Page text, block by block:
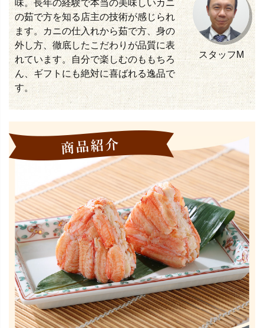
味。長年の経験で本当の美味しいカニ
の茹で方を知る店主の技術が感じられ
ます。カニの仕入れから茹で方、身の
外し方、徹底したこだわりが品質に表
れています。自分で楽しむのももちろ
ん、ギフトにも絶対に喜ばれる逸品で
す。
スタッフM